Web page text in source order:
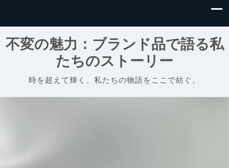
不変の魅力：ブランド品で語る私
たちのストーリー
時を超えて輝く、私たちの物語をここで紡ぐ。